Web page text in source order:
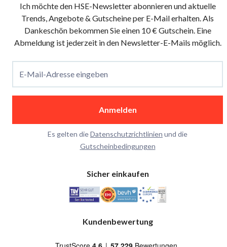
Ich möchte den HSE-Newsletter abonnieren und aktuelle
Trends, Angebote & Gutscheine per E-Mail erhalten. Als
Dankeschön bekommen Sie einen 10 € Gutschein. Eine
Abmeldung ist jederzeit in den Newsletter-E-Mails möglich.
E-Mail-Adresse eingeben
Anmelden
Es gelten dieDatenschutzrichtlinien und die
Gutscheinbedingungen
Sicher einkaufen
Kundenbewertung